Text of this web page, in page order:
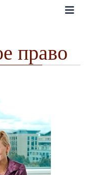
право